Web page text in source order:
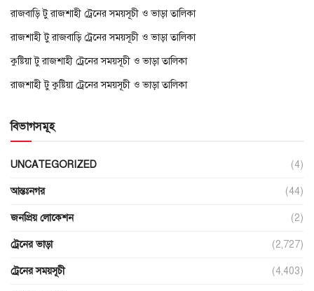
রাজবাড়ি টু রাজশাহী ট্রেনের সময়সূচী ও ভাড়া তালিকা
রাজশাহী টু রাজবাড়ি ট্রেনের সময়সূচী ও ভাড়া তালিকা
কুষ্টিয়া টু রাজশাহী ট্রেনের সময়সূচী ও ভাড়া তালিকা
রাজশাহী টু কুষ্টিয়া ট্রেনের সময়সূচী ও ভাড়া তালিকা
বিভাগসমূহ
UNCATEGORIZED (4)
আন্তঃনগর (44)
জনপ্রিয় লোকেশন (2)
ট্রেনের ভাড়া (2,727)
ট্রেনের সময়সূচী (4,403)